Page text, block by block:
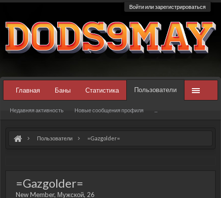
Войти или зарегистрироваться
Пользователи =Gazgolder=
=Gazgolder=
New Member, Мужской, 26
Главная Баны Статистика Пользователи
Недавняя активность Новые сообщения профиля